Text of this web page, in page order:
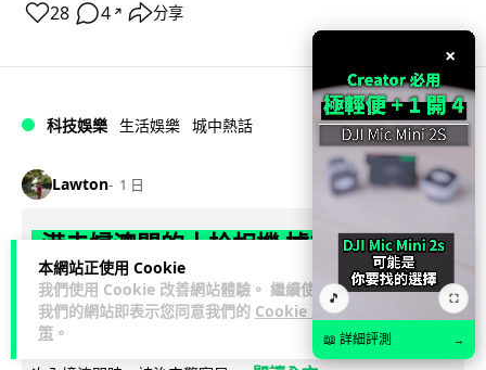
本網站正使用 Cookie
我們使用 Cookie 改善網站體驗。 繼續使用
我們的網站即表示您同意我們的 Cookie 政
策 。
28 4 ↗ 分享
科技娛樂 生活娛樂 城中熱話
Lawton 1 日
港夫婦澳門的士拾相機 據為己有被的士
Cam 睇到 2 個月後再入境被捕
一對香港夫婦今年 5 月遊澳門乘的士拾獲他人遺留相機及電
池，拾遺不報並帶返香港自用。兩人本月 2 日經港珠澳大橋再
×
🎵 ⛶
📖 詳細評測 →